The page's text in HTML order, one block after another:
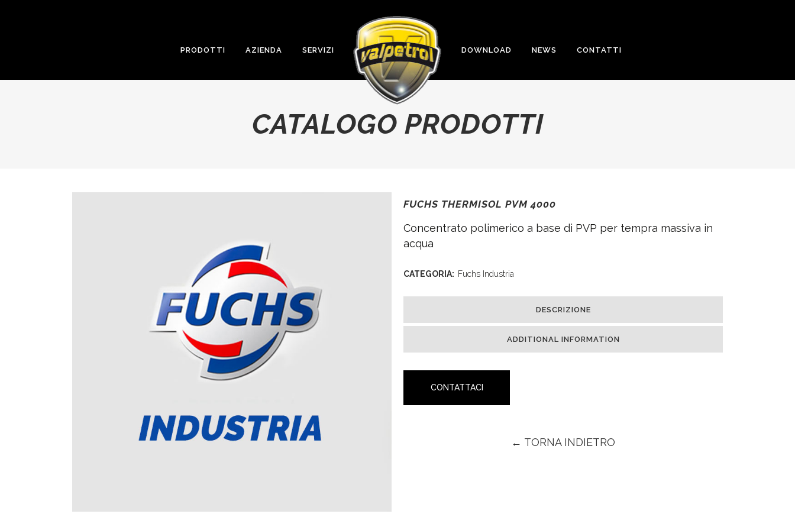
PRODOTTI AZIENDA SERVIZI DOWNLOAD NEWS CONTATTI
CATALOGO PRODOTTI
FUCHS THERMISOL PVM 4000
Concentrato polimerico a base di PVP per tempra massiva in
acqua
CATEGORIA: Fuchs Industria
DESCRIZIONE
ADDITIONAL INFORMATION
CONTATTACI
← TORNA INDIETRO